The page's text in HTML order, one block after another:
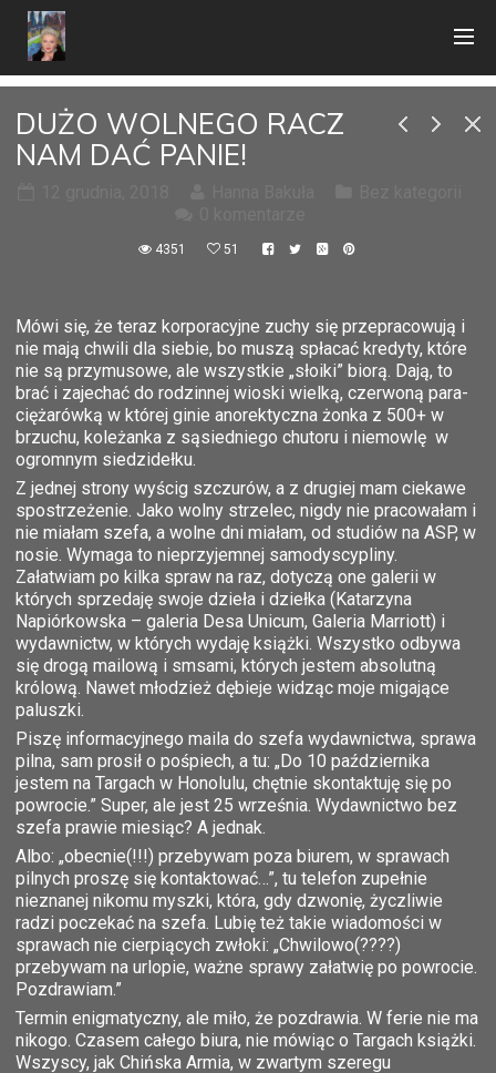
DUŻO WOLNEGO RACZ
NAM DAĆ PANIE!
4351 51
Mówi się, że teraz korporacyjne zuchy się przepracowują i
nie mają chwili dla siebie, bo muszą spłacać kredyty, które
nie są przymusowe, ale wszystkie „słoiki” biorą. Dają, to
brać i zajechać do rodzinnej wioski wielką, czerwoną para-
ciężarówką w której ginie anorektyczna żonka z 500+ w
brzuchu, koleżanka z sąsiedniego chutoru i niemowlę w
ogromnym siedzidełku.
Z jednej strony wyścig szczurów, a z drugiej mam ciekawe
spostrzeżenie. Jako wolny strzelec, nigdy nie pracowałam i
nie miałam szefa, a wolne dni miałam, od studiów na ASP, w
nosie. Wymaga to nieprzyjemnej samodyscypliny.
Załatwiam po kilka spraw na raz, dotyczą one galerii w
których sprzedaję swoje dzieła i dziełka (Katarzyna
Napiórkowska – galeria Desa Unicum, Galeria Marriott) i
wydawnictw, w których wydaję książki. Wszystko odbywa
się drogą mailową i smsami, których jestem absolutną
królową. Nawet młodzież dębieje widząc moje migające
paluszki.
Piszę informacyjnego maila do szefa wydawnictwa, sprawa
pilna, sam prosił o pośpiech, a tu: „Do 10 października
jestem na Targach w Honolulu, chętnie skontaktuję się po
powrocie.” Super, ale jest 25 września. Wydawnictwo bez
szefa prawie miesiąc? A jednak.
Albo: „obecnie(!!!) przebywam poza biurem, w sprawach
pilnych proszę się kontaktować…”, tu telefon zupełnie
nieznanej nikomu myszki, która, gdy dzwonię, życzliwie
radzi poczekać na szefa. Lubię też takie wiadomości w
sprawach nie cierpiących zwłoki: „Chwilowo(????)
przebywam na urlopie, ważne sprawy załatwię po powrocie.
Pozdrawiam.”
Termin enigmatyczny, ale miło, że pozdrawia. W ferie nie ma
nikogo. Czasem całego biura, nie mówiąc o Targach książki.
Wszyscy, jak Chińska Armia, w zwartym szeregu